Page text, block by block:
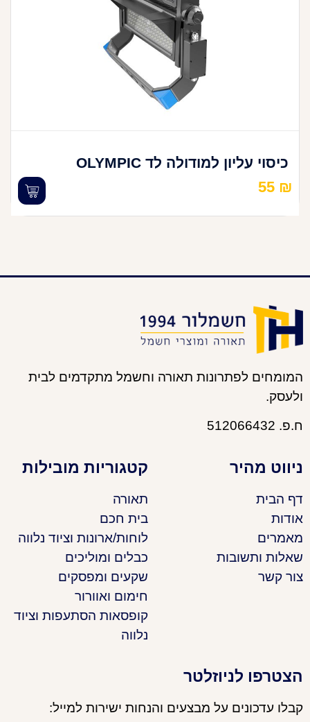
כיסוי עליון למודולה לד OLYMPIC
55 ₪
המומחים לפתרונות תאורה וחשמל מתקדמים לבית
ולעסק.
ח.פ. 512066432
ניווט מהיר
דף הבית
אודות
מאמרים
שאלות ותשובות
צור קשר
קטגוריות מובילות
תאורה
בית חכם
לוחות/ארונות וציוד נלווה
כבלים ומוליכים
שקעים ומפסקים
חימום ואוורור
קופסאות הסתעפות וציוד
נלווה
הצטרפו לניוזלטר
קבלו עדכונים על מבצעים והנחות ישירות למייל: